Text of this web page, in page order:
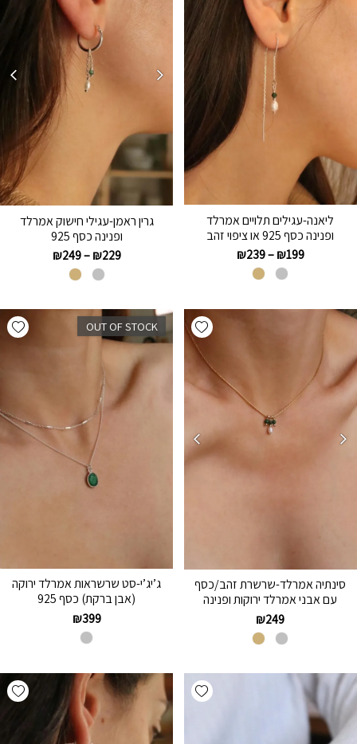
ליאנה-עגילים תלויים אמרלד
ופנינה כסף 925 או ציפוי זהב
₪199
–
₪239
גרין ראמן-עגילי חישוק אמרלד
ופנינה כסף 925
₪229
–
₪249
Add wishlist
סינתיה אמרלד-שרשרת זהב/כסף
עם אבני אמרלד ירוקות ופנינה
₪249
OUT OF STOCK
ג’יג’י-סט שרשראות אמרלד ירוקה
(אבן ברקת) כסף 925
₪399
Add wishlist